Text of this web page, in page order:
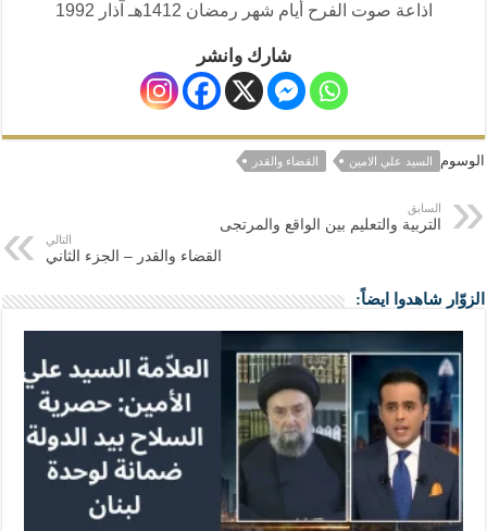
اذاعة صوت الفرح أيام شهر رمضان 1412هـ آذار 1992
شارك وانشر
الوسوم السيد علي الامين القضاء والقدر
السابق
التربية والتعليم بين الواقع والمرتجى
التالي
القضاء والقدر – الجزء الثاني
الزوّار شاهدوا ايضاً: